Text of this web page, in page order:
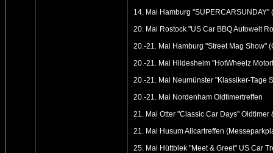
14. Mai Hamburg
20. Mai Rostock "US Car BBQ Autowelt
20.-21. Mai Hamburg "Street Mag Show"
20.-21. Mai Hildesheim "HotWheelz
20.-21. Mai Neumünster "Klassiker-Tage
20.-21. Mai Nordenham Oldtimertreffen
21. Mai Otter "Classic Car Days"
21. Mai Husum Allcartreffen
25. Mai Hüttblek "Meet & Greet" US Car